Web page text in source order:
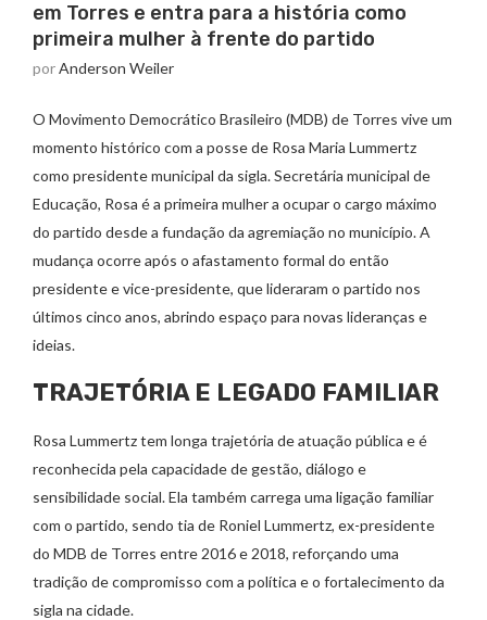
em Torres e entra para a história como
primeira mulher à frente do partido
porAnderson Weiler
O Movimento Democrático Brasileiro (MDB) de Torres vive um
momento histórico com a posse de Rosa Maria Lummertz
como presidente municipal da sigla. Secretária municipal de
Educação, Rosa é a primeira mulher a ocupar o cargo máximo
do partido desde a fundação da agremiação no município. A
mudança ocorre após o afastamento formal do então
presidente e vice-presidente, que lideraram o partido nos
últimos cinco anos, abrindo espaço para novas lideranças e
ideias.
TRAJETÓRIA E LEGADO FAMILIAR
Rosa Lummertz tem longa trajetória de atuação pública e é
reconhecida pela capacidade de gestão, diálogo e
sensibilidade social. Ela também carrega uma ligação familiar
com o partido, sendo tia de Roniel Lummertz, ex-presidente
do MDB de Torres entre 2016 e 2018, reforçando uma
tradição de compromisso com a política e o fortalecimento da
sigla na cidade.